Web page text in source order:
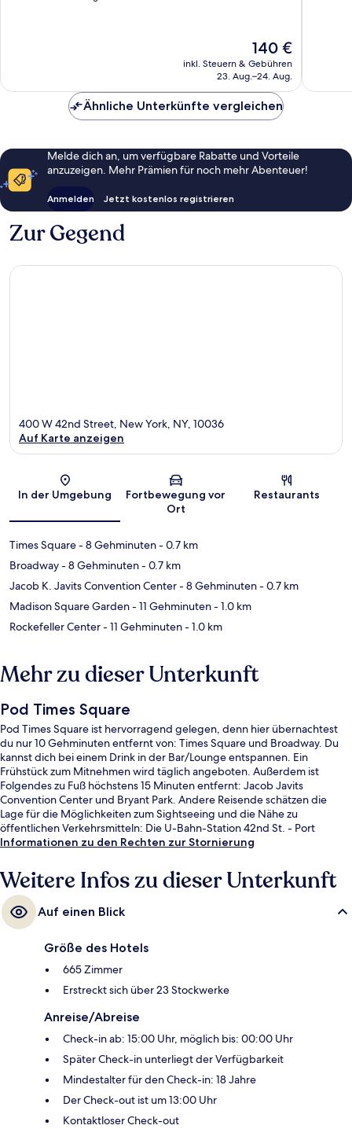
Der
Preis
beträgt
140 €
inkl. Steuern & Gebühren
23. Aug.–24. Aug.
Ähnliche Unterkünfte vergleichen
Melde dich an, um verfügbare Rabatte und Vorteile
anzuzeigen. Mehr Prämien für noch mehr Abenteuer!
Anmelden Jetzt kostenlos registrieren
Zur Gegend
Karte
400 W 42nd Street, New York, NY, 10036
Auf Karte anzeigen
In der Umgebung
Fortbewegung vor
Ort
Restaurants
Times Square- 8 Gehminuten- 0.7 km
Broadway- 8 Gehminuten- 0.7 km
Jacob K. Javits Convention Center- 8 Gehminuten- 0.7 km
Madison Square Garden- 11 Gehminuten- 1.0 km
Rockefeller Center- 11 Gehminuten- 1.0 km
Mehr zu dieser Unterkunft
Pod Times Square
Pod Times Square ist hervorragend gelegen, denn hier übernachtest
du nur 10 Gehminuten entfernt von: Times Square und Broadway. Du
kannst dich bei einem Drink in der Bar/Lounge entspannen. Ein
Frühstück zum Mitnehmen wird täglich angeboten. Außerdem ist
Folgendes zu Fuß höchstens 15 Minuten entfernt: Jacob Javits
Convention Center und Bryant Park. Andere Reisende schätzen die
Lage für die Möglichkeiten zum Sightseeing und die Nähe zu
öffentlichen Verkehrsmitteln: Die U-Bahn-Station 42nd St. - Port
Authority Bus Terminal ist 4 und die U-Bahn-Station Times Sq. - 42nd
Informationen zu den Rechten zur Stornierung
Weitere Infos zu dieser Unterkunft
Auf einen Blick
Größe des Hotels
665 Zimmer
Erstreckt sich über 23 Stockwerke
Anreise/Abreise
Check-in ab: 15:00 Uhr, möglich bis: 00:00 Uhr
Später Check-in unterliegt der Verfügbarkeit
Mindestalter für den Check-in: 18 Jahre
Der Check-out ist um 13:00 Uhr
Kontaktloser Check-out